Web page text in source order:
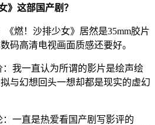
》这部国产剧？
《燃！沙排少女》居然是35mm胶片
码高清电视画面质感还要好。
：我一直认为所谓的影片是绘声绘
与幻想回头一想却都是现实的虚幻
：一直是热爱看国产剧写影评的